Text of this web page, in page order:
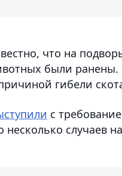
что на
были ранены.
гибели
с
случаев